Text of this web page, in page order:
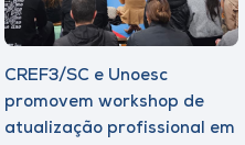
CREF3/SC e Unoesc
promovem workshop de
atualização profissional em